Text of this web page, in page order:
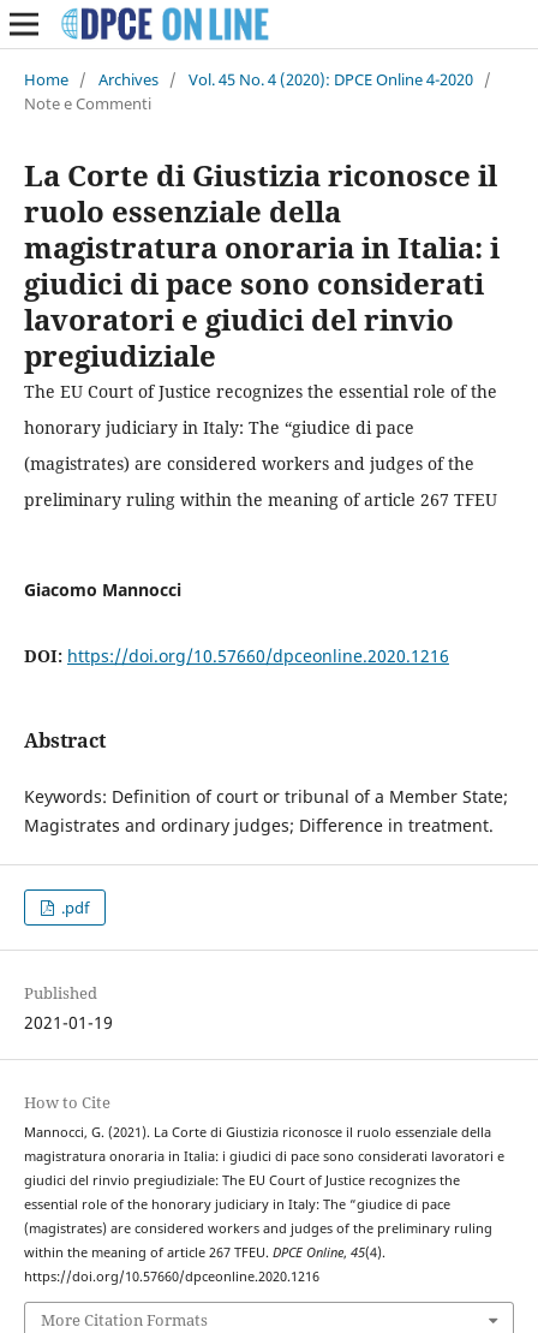
Home / Archives / Vol. 45 No. 4 (2020): DPCE Online 4-2020 /
Note e Commenti
La Corte di Giustizia riconosce il
ruolo essenziale della
magistratura onoraria in Italia: i
giudici di pace sono considerati
lavoratori e giudici del rinvio
pregiudiziale
The EU Court of Justice recognizes the essential role of the
honorary judiciary in Italy: The “giudice di pace
(magistrates) are considered workers and judges of the
preliminary ruling within the meaning of article 267 TFEU
Giacomo Mannocci
DOI: https://doi.org/10.57660/dpceonline.2020.1216
Abstract
Keywords: Definition of court or tribunal of a Member State;
Magistrates and ordinary judges; Difference in treatment.
.pdf
Published
2021-01-19
How to Cite
Mannocci, G. (2021). La Corte di Giustizia riconosce il ruolo essenziale della
magistratura onoraria in Italia: i giudici di pace sono considerati lavoratori e
giudici del rinvio pregiudiziale: The EU Court of Justice recognizes the
essential role of the honorary judiciary in Italy: The “giudice di pace
(magistrates) are considered workers and judges of the preliminary ruling
within the meaning of article 267 TFEU. DPCE Online, 45(4).
https://doi.org/10.57660/dpceonline.2020.1216
More Citation Formats